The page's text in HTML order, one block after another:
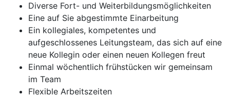
Diverse Fort- und Weiterbildungsmöglichkeiten
Eine auf Sie abgestimmte Einarbeitung
Ein kollegiales, kompetentes und
aufgeschlossenes Leitungsteam, das sich auf eine
neue Kollegin oder einen neuen Kollegen freut
Einmal wöchentlich frühstücken wir gemeinsam
im Team
Flexible Arbeitszeiten